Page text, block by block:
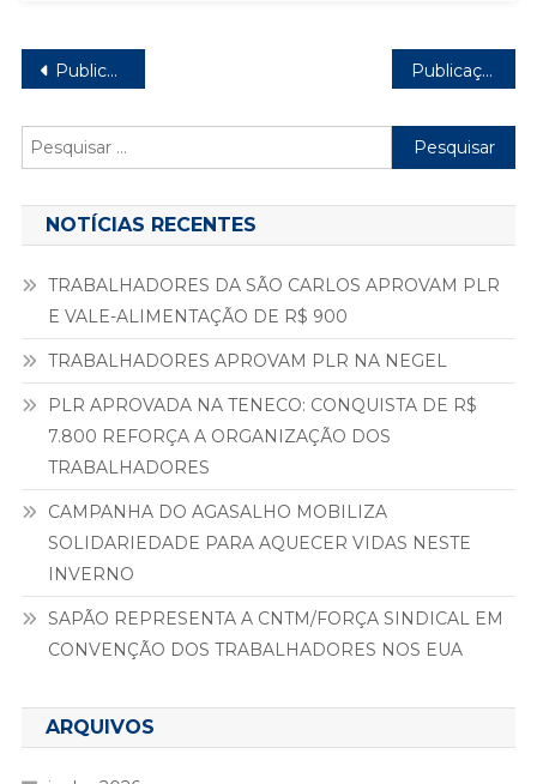
Navegação
por
posts
Publicações mais antigas Publicações mais novas
Pesquisar
por:
NOTÍCIAS RECENTES
TRABALHADORES DA SÃO CARLOS APROVAM PLR
E VALE-ALIMENTAÇÃO DE R$ 900
TRABALHADORES APROVAM PLR NA NEGEL
PLR APROVADA NA TENECO: CONQUISTA DE R$
7.800 REFORÇA A ORGANIZAÇÃO DOS
TRABALHADORES
CAMPANHA DO AGASALHO MOBILIZA
SOLIDARIEDADE PARA AQUECER VIDAS NESTE
INVERNO
SAPÃO REPRESENTA A CNTM/FORÇA SINDICAL EM
CONVENÇÃO DOS TRABALHADORES NOS EUA
ARQUIVOS